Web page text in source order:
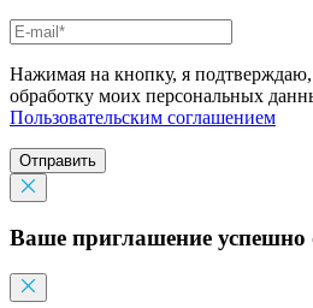
Нажимая на кнопку, я подтверждаю,
обработку моих персональных
Пользовательским соглашением
Отправить
Ваше приглашение успешно